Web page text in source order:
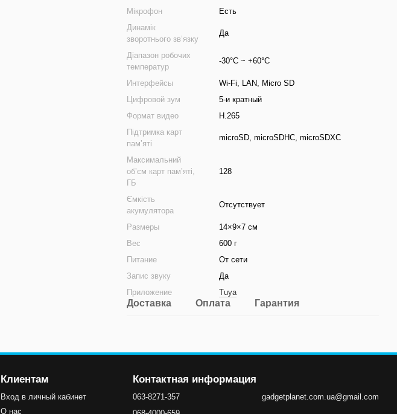
Мікрофон
Есть
Динамік
зворотнього звʼязку
Да
Діапазон робочих
температур
-30°С ~ +60°С
Интерфейсы
Wi-Fi, LAN, Micro SD
Цифровой зум
5-и кратный
Формат видео
H.265
Підтримка карт
памʼяті
microSD, microSDHC, microSDXC
Максимальний
обʼєм карт памʼяті,
ГБ
128
Ємкість
акумулятора
Отсутствует
Размеры
14×9×7 см
Вес
600 г
Питание
От сети
Запис звуку
Да
Приложение
Tuya
Доставка Оплата Гарантия
Клиентам
Вход в личный кабинет
О нас
Контактная информация
063-8271-357
gadgetplanet.com.ua@gmail.com